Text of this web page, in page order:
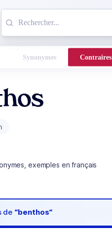
Synonymes Contraires
exemples en français
de “benthos“